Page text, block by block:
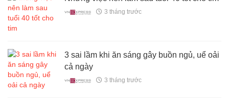
3 tháng trước
3 sai lầm khi ăn sáng gây buồn ngủ, uể oải
cả ngày
3 tháng trước